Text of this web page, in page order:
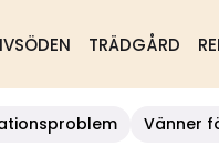
TRÄDGÅRD
Vänner